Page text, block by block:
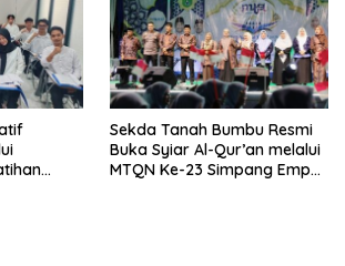
Sekda Tanah Bumbu Resmi
Buka Syiar Al-Qur’an melalui
MTQN Ke-23 Simpang Empat